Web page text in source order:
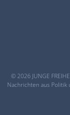
© 2026 JUNGE
Nachrichten aus